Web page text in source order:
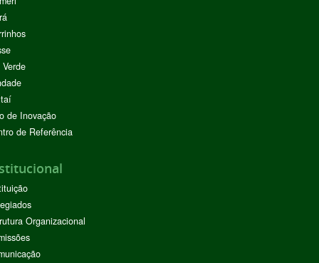
de Inovação
de Referência
Organizacional